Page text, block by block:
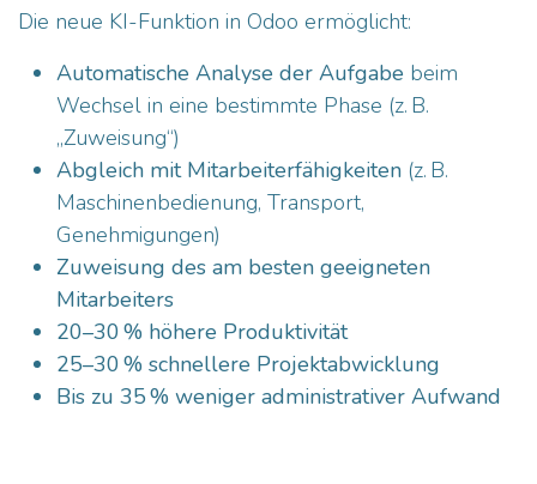
Die neue KI-Funktion in Odoo ermöglicht:
Automatische Analyse der Aufgabe beim
Wechsel in eine bestimmte Phase (z. B.
„Zuweisung“)
Abgleich mit Mitarbeiterfähigkeiten (z. B.
Maschinenbedienung, Transport,
Genehmigungen)
Zuweisung des am besten geeigneten
Mitarbeiters
20–30 % höhere Produktivität
25–30 % schnellere Projektabwicklung
Bis zu 35 % weniger administrativer Aufwand